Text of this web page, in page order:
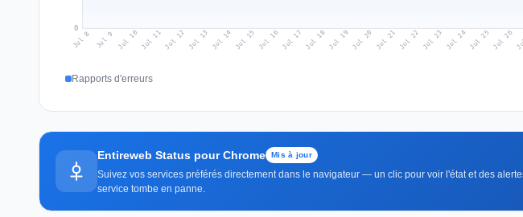
0
Jul 8 Jul 9 Jul 10 Jul 11Jul 12 Jul 13 Jul 14 Jul 15 Jul 16Jul 17 Jul 18Jul 19 Jul 20 Jul 21 Jul 22 Jul 23 Jul 24Jul 25 Jul 26
Rapports d'erreurs
Entireweb Status pour Chrome Mis à jour
Suivez vos services préférés directement dans le navigateur — un clic pour voir l'état et des
service tombe en panne.